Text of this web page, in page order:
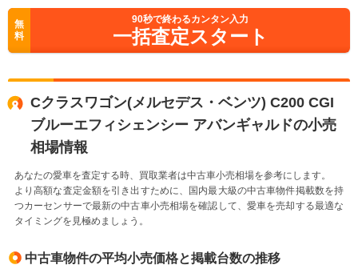
無
料
90秒で終わるカンタン入力
一括査定スタート
Cクラスワゴン(メルセデス・ベンツ) C200 CGI
ブルーエフィシェンシー アバンギャルドの小売
相場情報
あなたの愛車を査定する時、買取業者は中古車小売相場を参考にします。
より高額な査定金額を引き出すために、国内最大級の中古車物件掲載数を持
つカーセンサーで最新の中古車小売相場を確認して、愛車を売却する最適な
タイミングを見極めましょう。
中古車物件の平均小売価格と掲載台数の推移